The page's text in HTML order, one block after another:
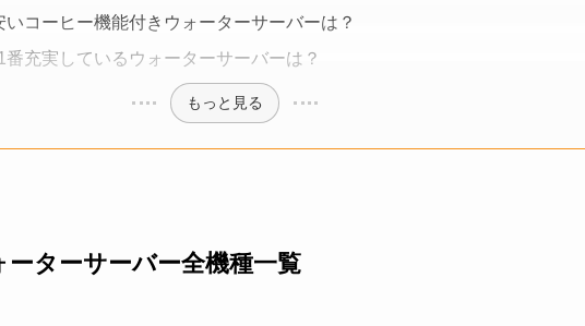
いコーヒー機能付きウォーターサーバーは？
番充実しているウォーターサーバーは？
もっと見る
ターサーバー全機種一覧